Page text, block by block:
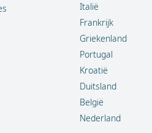
Italië
Frankrijk
Griekenland
Portugal
Kroatië
Duitsland
België
Nederland